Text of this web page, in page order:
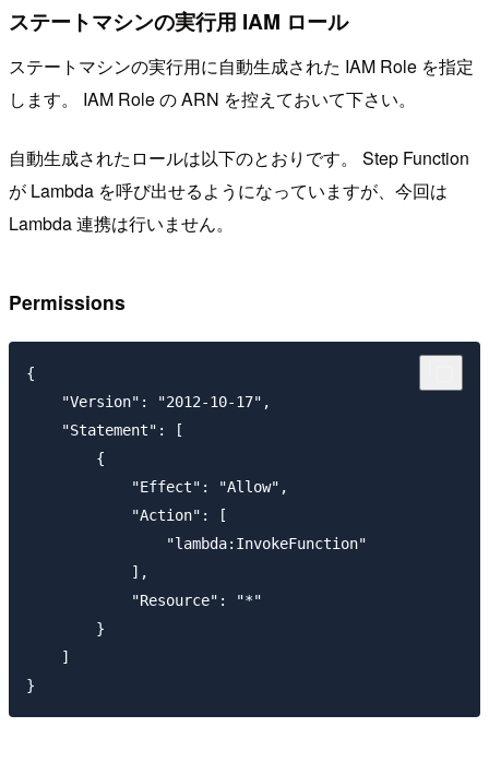
ステートマシンの実行用 IAM ロール
ステートマシンの実行用に自動生成された IAM Role を指定
します。 IAM Role の ARN を控えておいて下さい。
自動生成されたロールは以下のとおりです。 Step Function
が Lambda を呼び出せるようになっていますが、今回は
Lambda 連携は行いません。
Permissions
{
    "Version": "2012-10-17",
    "Statement": [
        {
            "Effect": "Allow",
            "Action": [
                "lambda:InvokeFunction"
            ],
            "Resource": "*"
        }
    ]